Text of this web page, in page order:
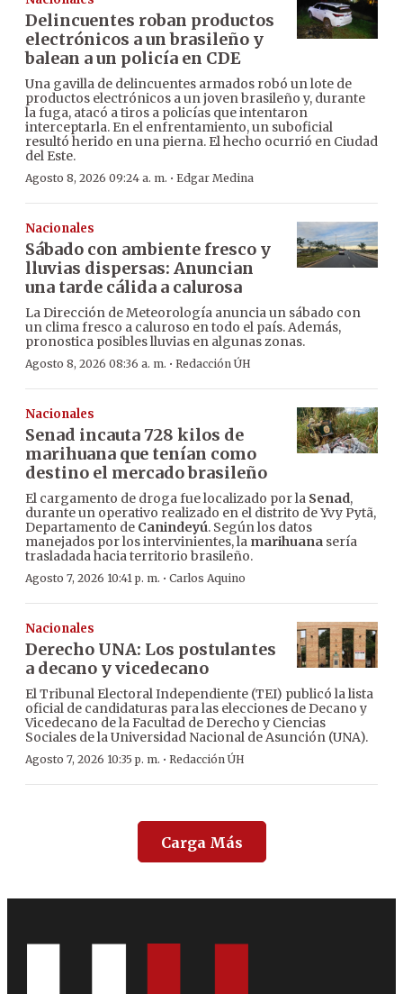
Delincuentes roban productos
electrónicos a un brasileño y
balean a un policía en CDE
Una gavilla de delincuentes armados robó un lote de
productos electrónicos a un joven brasileño y, durante
la fuga, atacó a tiros a policías que intentaron
interceptarla. En el enfrentamiento, un suboficial
resultó herido en una pierna. El hecho ocurrió en Ciudad
del Este.
Agosto 8, 2026 09:24 a. m. · Edgar Medina
Nacionales
Sábado con ambiente fresco y
lluvias dispersas: Anuncian
una tarde cálida a calurosa
La Dirección de Meteorología anuncia un sábado con
un clima fresco a caluroso en todo el país. Además,
pronostica posibles lluvias en algunas zonas.
Agosto 8, 2026 08:36 a. m. · Redacción ÚH
Nacionales
Senad incauta 728 kilos de
marihuana que tenían como
destino el mercado brasileño
El cargamento de droga fue localizado por la Senad,
durante un operativo realizado en el distrito de Yvy Pytã,
Departamento de Canindeyú. Según los datos
manejados por los intervinientes, la marihuana sería
trasladada hacia territorio brasileño.
Agosto 7, 2026 10:41 p. m. · Carlos Aquino
Nacionales
Derecho UNA: Los postulantes
a decano y vicedecano
El Tribunal Electoral Independiente (TEI) publicó la lista
oficial de candidaturas para las elecciones de Decano y
Vicedecano de la Facultad de Derecho y Ciencias
Sociales de la Universidad Nacional de Asunción (UNA).
Agosto 7, 2026 10:35 p. m. · Redacción ÚH
Carga Más